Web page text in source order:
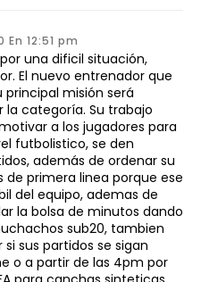
12:51 pm
una dificil situación,
El nuevo entrenador que
principal misión será
categoría. Su trabajo
a los jugadores para
futbolistico, se den
además de ordenar su
de primera linea porque ese
del equipo, ademas de
la bolsa de minutos dando
sub20, tambien
sus partidos se sigan
o a partir de las 4pm por